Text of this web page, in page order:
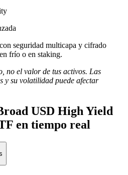
seguridad multicapa y cifrado
frío o en staking.
no el valor de tus activos. Las
y su volatilidad puede afectar
USD High Yield
en tiempo real